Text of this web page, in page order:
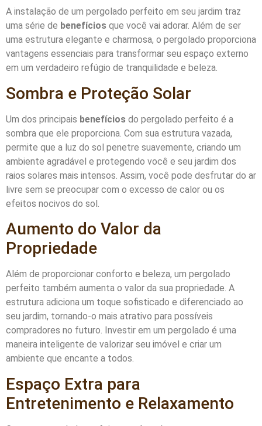
A instalação de um pergolado perfeito em seu jardim traz
uma série de benefícios que você vai adorar. Além de ser
uma estrutura elegante e charmosa, o pergolado proporciona
vantagens essenciais para transformar seu espaço externo
em um verdadeiro refúgio de tranquilidade e beleza.
Sombra e Proteção Solar
Um dos principais benefícios do pergolado perfeito é a
sombra que ele proporciona. Com sua estrutura vazada,
permite que a luz do sol penetre suavemente, criando um
ambiente agradável e protegendo você e seu jardim dos
raios solares mais intensos. Assim, você pode desfrutar do ar
livre sem se preocupar com o excesso de calor ou os
efeitos nocivos do sol.
Aumento do Valor da
Propriedade
Além de proporcionar conforto e beleza, um pergolado
perfeito também aumenta o valor da sua propriedade. A
estrutura adiciona um toque sofisticado e diferenciado ao
seu jardim, tornando-o mais atrativo para possíveis
compradores no futuro. Investir em um pergolado é uma
maneira inteligente de valorizar seu imóvel e criar um
ambiente que encante a todos.
Espaço Extra para
Entretenimento e Relaxamento